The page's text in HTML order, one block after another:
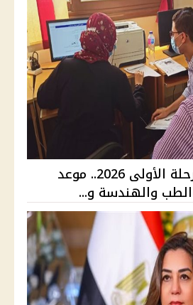
نتيجة تنسيق المرحلة الأولى 2026.. موعد
الطب والهندسة و...